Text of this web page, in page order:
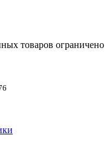
товаров ограничено